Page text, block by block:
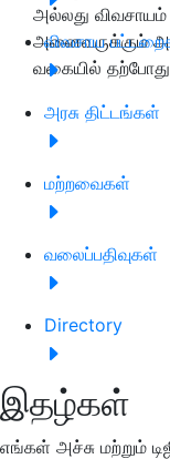
விவசாய
அரசு திட்டங்கள்
மற்றவைகள்
வலைப்பதிவுகள்
Directory
இதழ்கள்
எங்கள் அச்சு மற்றும்
அல்லது விவசாயம்
அனைவருக்கும்
வகையில்